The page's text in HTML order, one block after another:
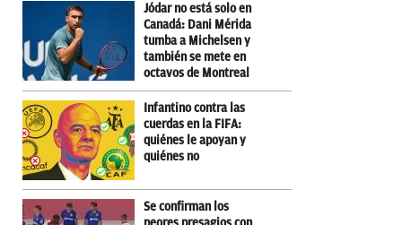
Jódar no está solo en
Canadá: Dani Mérida
tumba a Michelsen y
también se mete en
octavos de Montreal
Infantino contra las
cuerdas en la FIFA:
quiénes le apoyan y
quiénes no
Se confirman los